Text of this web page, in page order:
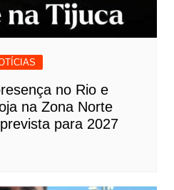
no Rio e
na Zona Norte
para 2027